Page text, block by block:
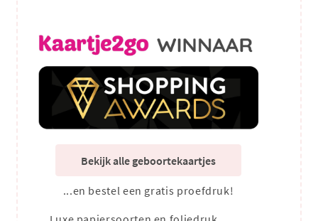
Bekijk alle geboortekaartjes
...en bestel een gratis proefdruk!